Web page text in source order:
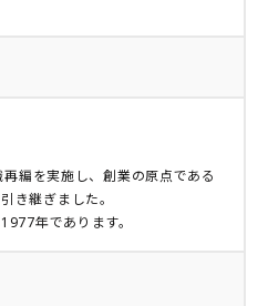
編を実施し、創業の原点である
き継ぎました。
年であります。